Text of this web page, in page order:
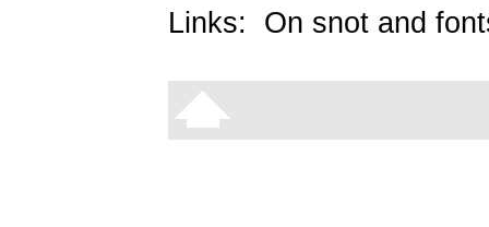
Links: On snot and